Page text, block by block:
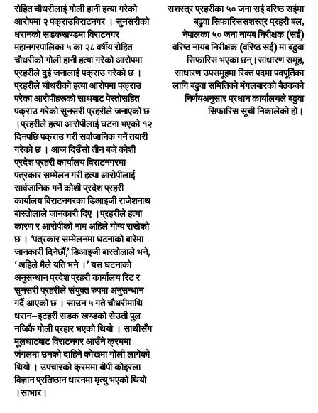
रोहित चौधरीलाई गोली हानी हत्या गरेको
आरोपमा २ पक्राउविराटनगर । सुनसरीको
धरानको सडकखण्डमा विराटनगर
महानगरपालिका ५ का २८ वर्षीय रोहित
चौधरीको गोली हानी हत्या गरेको आरोपमा
प्रहरीले दुई जनालाई पक्राउ गरेको छ ।
प्रहरीले चौधरीको हत्या आरोपमा पक्राउ
परेका आरोपीहरूको साथबाट पेस्तोसहित
पक्राउ गरेको सुनसरी प्रहरीले जनाएको छ
।प्रहरीले हत्या आरोपीलाई घटना भएको १२
दिनपछि पक्राउ गरी सर्वाजानिक गर्ने तयारी
गरेको छ । आज दिउँसो तीन बजे कोशी
प्रदेश प्रहरी कार्यालय विराटनगरमा
पत्रकार सम्मेलन गरी हत्या आरोपीलाई
सार्वजानिक गर्ने कोशी प्रदेश प्रहरी
कार्यालय विराटनगरका डिआइजी राजेशनाथ
बास्तोलाले जानकारी दिए ।प्रहरीले हत्या
कारण र आरोपीको नाम अहिले गोप्य राखेको
छ । ‘पत्रकार सम्मेलनमा घटनाको बारेमा
जानकारी दिनेछौं,’ डिआइजी बास्तोलाले भने,
‘ अहिले मैले यति भने ।’ यस घटनाको
अनुसन्धान प्रदेश प्रहरी कार्यालय रिट र
सुनसरी प्रहरीले संयुक्त रुपमा अनुसन्धान
गर्दै आएको छ । साउन ५ गते चौधरीमाथि
धरान–इटहरी सडक खण्डको सेउती पुल
नजिकै गोली प्रहार भएको थियो । साथीसँग
मूलघाटबाट विराटनगर आउँने क्रममा
जंगलमा उनको दाहिने कोखमा गोली लागेको
थियो । उपचारको क्रममा बीपी कोइरला
विज्ञान प्रतिष्ठान धारनमा मृत्यु भएको थियो
।साभार।
सशस्त्र प्रहरीका ५० जना सई वरिष्ठ सईमा
बढुवा सिफारिससशस्त्र प्रहरी बल,
नेपालका ५० जना नायब निरीक्षक (सई)
वरिष्ठ नायब निरीक्षक (वरिष्ठ सई) मा बढुवा
सिफारिस भएका छन्।साधारण समूह,
साधारण उपसमूहमा रिक्त पदमा पदपूर्तिका
लागि बढुवा समितिको मंगलबारको बैठकको
निर्णयअनुसार प्रधान कार्यालयले बढुवा
सिफारिस सूची निकालेको हो।